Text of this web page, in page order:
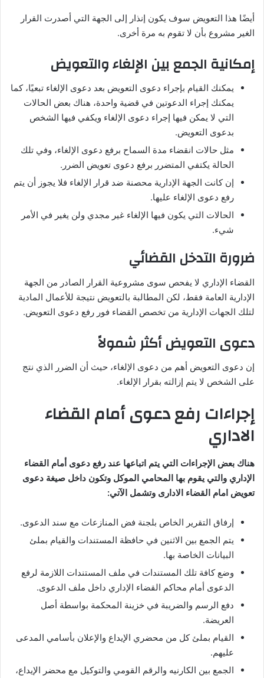
أيضًا هذا التعويض سوف يكون إنذار إلى الجهة التي أصدرت القرار
الغير مشروع بأن لا تقوم به مرة أخرى.
إمكانية الجمع بين الإلغاء والتعويض
يمكنك القيام بإجراء دعوى التعويض بعد دعوى الإلغاء تبعيًا، كما
يمكنك إجراء الدعوتين في قضية واحدة، هناك بعض الحالات
التي لا يمكن فيها إجراء دعوى الإلغاء ويكفي فيها الشخص
بدعوى التعويض.
مثل حالات انقضاء مدة السماح برفع دعوى الإلغاء، وفي تلك
الحالة يكتفي المتضرر برفع دعوى تعويض الضرر.
إن كانت الجهة الإدارية محصنة ضد قرار الإلغاء فلا يجوز أن يتم
رفع دعوى الإلغاء عليها.
الحالات التي يكون فيها الإلغاء غير مجدي ولن يغير في الأمر
شيء.
ضرورة التدخل القضائي
القضاء الإداري لا يفحص سوى مشروعية القرار الصادر من الجهة
الإدارية العامة فقط، لكن المطالبة بالتعويض نتيجة للأعمال المادية
لتلك الجهات الإدارية من تخصص القضاء فور رفع دعوى التعويض.
دعوى التعويض أكثر شمولاً
إن دعوى التعويض أهم من دعوى الإلغاء، حيث أن الضرر الذي نتج
على الشخص لا يتم إزالته بقرار الإلغاء.
إجراءات رفع دعوى أمام القضاء
الاداري
هناك بعض الإجراءات التي يتم اتباعها عند رفع دعوى أمام القضاء
الإداري والتي يقوم بها المحامي الموكل وتكون داخل صيغة دعوى
تعويض امام القضاء الادارى وتشمل الآتي:
إرفاق التقرير الخاص بلجنة فض المنازعات مع سند الدعوى.
يتم الجمع بين الاثنين في حافظة المستندات والقيام بملئ
البيانات الخاصة بها.
وضع كافة تلك المستندات في ملف المستندات اللازمة لرفع
الدعوى أمام محاكم القضاء الإداري داخل ملف الدعوى.
دفع الرسم والضريبة في خزينة المحكمة بواسطة أصل
العريضة.
القيام بملئ كل من محضري الإيداع والإعلان بأسامي المدعى
عليهم.
الجمع بين الكارنيه والرقم القومي والتوكيل مع محضر الإيداع،